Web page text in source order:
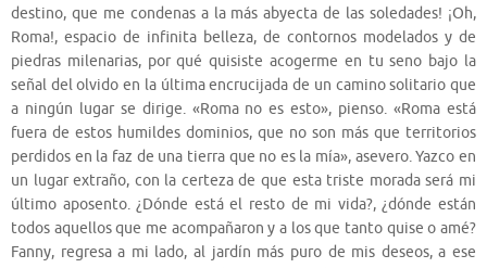
destino, que me condenas a la más abyecta de las soledades! ¡Oh,
Roma!, espacio de infinita belleza, de contornos modelados y de
piedras milenarias, por qué quisiste acogerme en tu seno bajo la
señal del olvido en la última encrucijada de un camino solitario que
a ningún lugar se dirige. «Roma no es esto», pienso. «Roma está
fuera de estos humildes dominios, que no son más que territorios
perdidos en la faz de una tierra que no es la mía», asevero. Yazco en
un lugar extraño, con la certeza de que esta triste morada será mi
último aposento. ¿Dónde está el resto de mi vida?, ¿dónde están
todos aquellos que me acompañaron y a los que tanto quise o amé?
Fanny, regresa a mi lado, al jardín más puro de mis deseos, a ese